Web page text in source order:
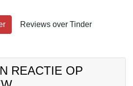
Reviews over Tinder
REACTIE OP